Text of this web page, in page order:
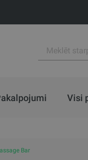
Visi
Bar